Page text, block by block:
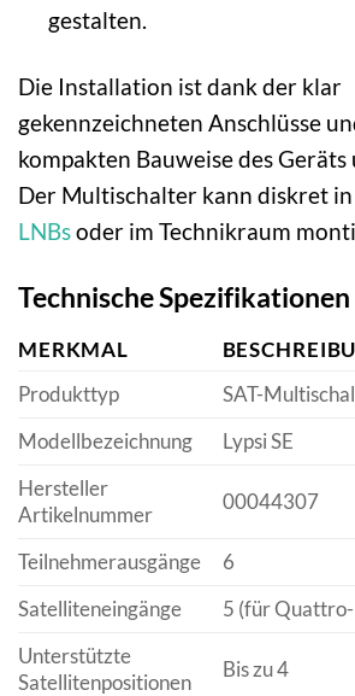
gestalten.
Die Installation ist dank der klar
gekennzeichneten Anschlüsse
kompakten Bauweise des
Der Multischalter kann diskret in
LNBsoder im Technikraum
Technische
MERKMAL
Produkttyp
SAT-
Modellbezeichnung
Lypsi SE
Hersteller
Artikelnummer
00044307
Teilnehmerausgänge
6
Satelliteneingänge
5 (für
Unterstützte
Satellitenpositionen
Bis zu 4